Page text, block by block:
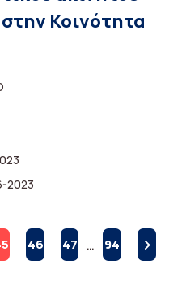
Κοινότητα
2023
46 47 … 94